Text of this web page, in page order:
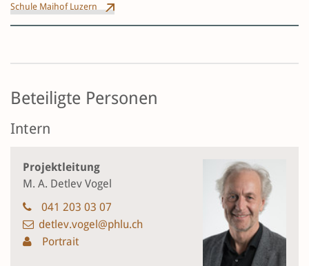
Schule Maihof Luzern
Beteiligte Personen
Intern
Projektleitung
M. A. Detlev Vogel
041 203 03 07
detlev.vogel@phlu.ch
Portrait